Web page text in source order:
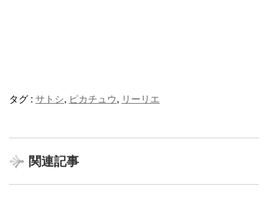
タグ : サトシ, ピカチュウ, リーリエ
関連記事